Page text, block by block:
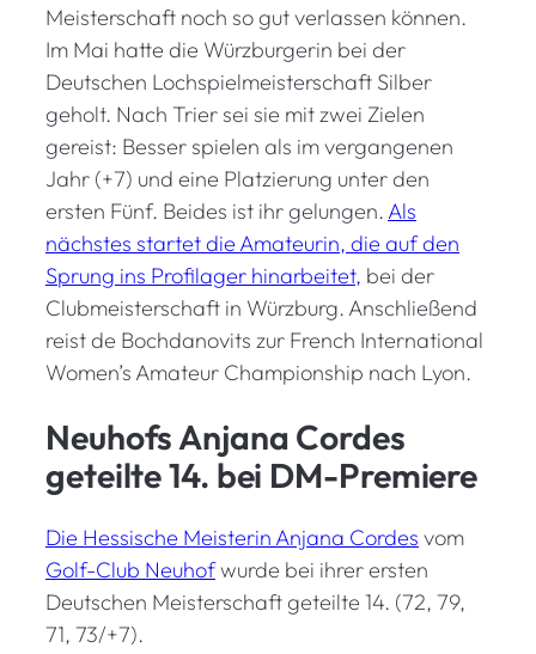
Meisterschaft noch so gut verlassen können.
Im Mai hatte die Würzburgerin bei der
Deutschen Lochspielmeisterschaft Silber
geholt. Nach Trier sei sie mit zwei Zielen
gereist: Besser spielen als im vergangenen
Jahr (+7) und eine Platzierung unter den
ersten Fünf. Beides ist ihr gelungen. Als
nächstes startet die Amateurin, die auf den
Sprung ins Profilager hinarbeitet, bei der
Clubmeisterschaft in Würzburg. Anschließend
reist de Bochdanovits zur French International
Women’s Amateur Championship nach Lyon.
Neuhofs Anjana Cordes
geteilte 14. bei DM-Premiere
Die Hessische Meisterin Anjana Cordes vom
Golf-Club Neuhofwurde bei ihrer ersten
Deutschen Meisterschaft geteilte 14. (72, 79,
71, 73/+7).